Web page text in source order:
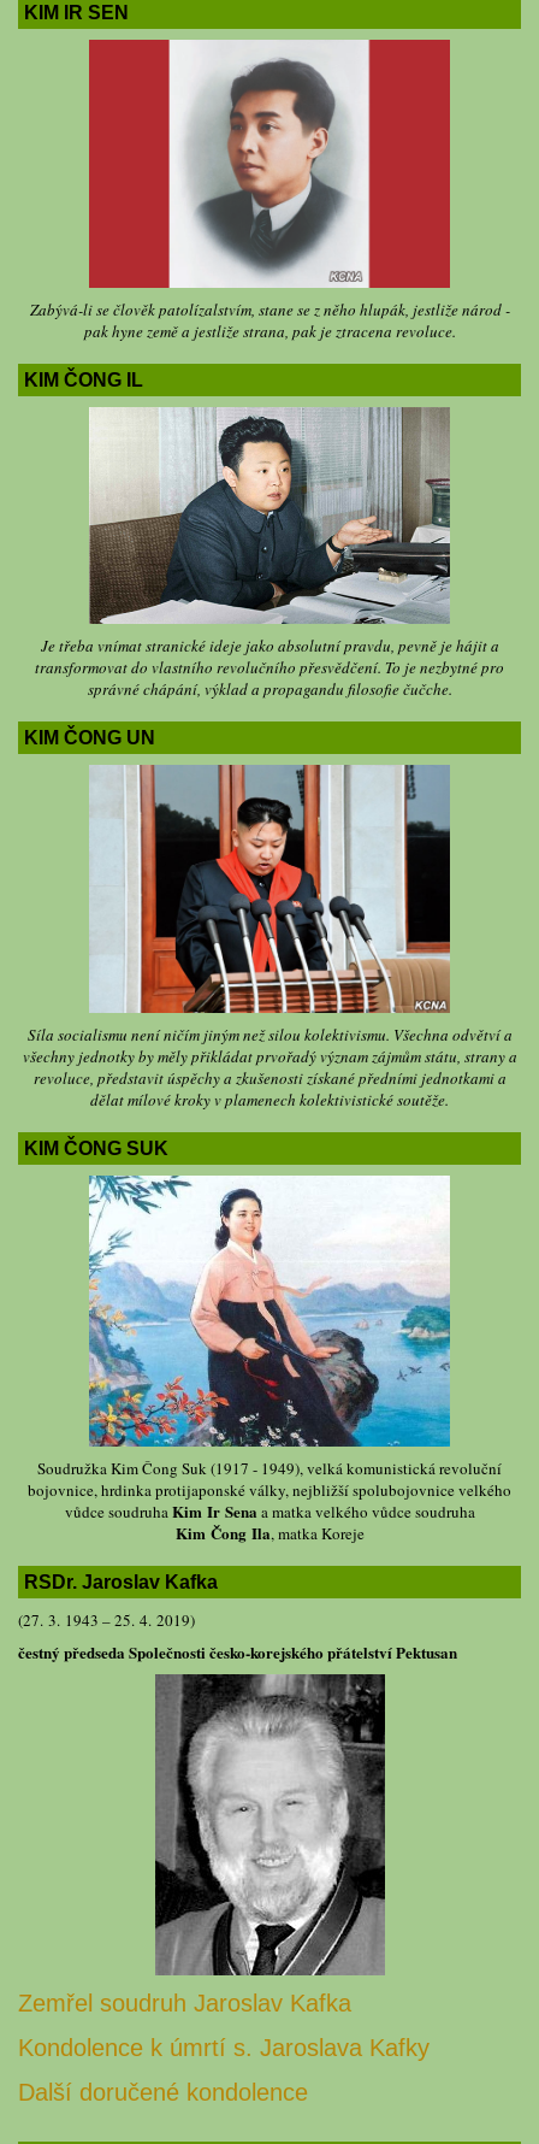
KIM IR SEN
Zabývá-li se člověk patolízalstvím, stane se z něho hlupák, jestliže národ -
pak hyne země a jestliže strana, pak je ztracena revoluce.
KIM ČONG IL
Je třeba vnímat stranické ideje jako absolutní pravdu, pevně je hájit a
transformovat do vlastního revolučního přesvědčení. To je nezbytné pro
správné chápání, výklad a propagandu filosofie čučche.
KIM ČONG UN
Síla socialismu není ničím jiným než silou kolektivismu. Všechna odvětví a
všechny jednotky by měly přikládat prvořadý význam zájmům státu, strany a
revoluce, představit úspěchy a zkušenosti získané předními jednotkami a
dělat mílové kroky v plamenech kolektivistické soutěže.
KIM ČONG SUK
Soudružka Kim Čong Suk (1917 - 1949), velká komunistická revoluční
bojovnice, hrdinka protijaponské války, nejbližší spolubojovnice velkého
vůdce soudruhaKim Ir Sena a matka velkého vůdce soudruha
Kim Čong Ila, matka Koreje
RSDr. Jaroslav Kafka
(27. 3. 1943 – 25. 4. 2019)
čestný předseda Společnosti česko-korejského přátelství Pektusan
Zemřel soudruh Jaroslav Kafka
Kondolence k úmrtí s. Jaroslava Kafky
Další doručené kondolence